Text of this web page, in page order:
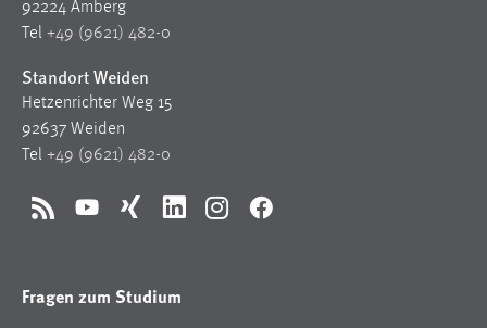
92224 Amberg
Tel +49 (9621) 482-0
Standort Weiden
Hetzenrichter Weg 15
92637 Weiden
Tel +49 (9621) 482-0
RSS YouTubeXing LinkedInInstagramFacebook
Fragen zum Studium
Conversion-Tracking
3 Monate
Facebook Pixel
Name:
_fbp